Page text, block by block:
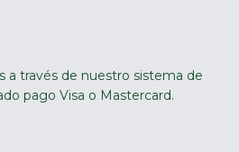
a través de nuestro sistema de
pago Visa o Mastercard.